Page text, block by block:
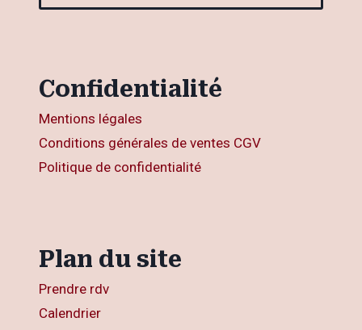
Confidentialité
Mentions légales
Conditions générales de ventes CGV
Politique de confidentialité
Plan du site
Prendre rdv
Calendrier